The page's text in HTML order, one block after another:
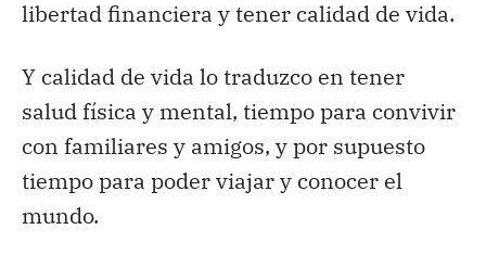
libertad financiera y tener calidad de vida.
Y calidad de vida lo traduzco en tener
salud física y mental, tiempo para convivir
con familiares y amigos, y por supuesto
tiempo para poder viajar y conocer el
mundo.